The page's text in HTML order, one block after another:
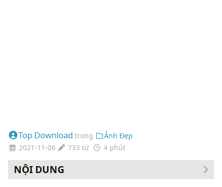
Top Download trong
Ảnh Đẹp
2021-11-06
733 từ 4 phút
NỘI DUNG